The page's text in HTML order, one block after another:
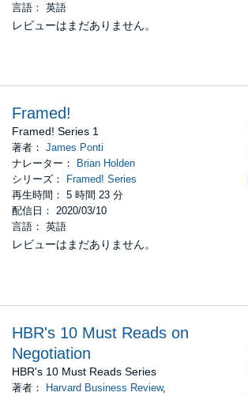
言語： 英語
レビューはまだありません。
Framed!
Framed! Series 1
著者：James Ponti
ナレーター：
Brian Holden
シリーズ：
Framed! Series
再生時間： 5 時間 23 分
配信日： 2020/03/10
言語： 英語
レビューはまだありません。
HBR's 10 Must Reads on
Negotiation
HBR's 10 Must Reads Series
著者： Harvard Business Review,